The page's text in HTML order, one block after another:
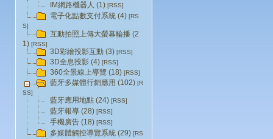
IM網路機器人 (1) [RSS]
電子化點數支付系統 (4) [RS
S]
互動拍照上傳大螢幕輪播 (2
1) [RSS]
3D彩繪投影互動 (3) [RSS]
3D全息投影 (4) [RSS]
360全景線上導覽 (18) [RSS]
藍牙多媒體行銷應用 (102) [R
SS]
藍牙應用地點 (24) [RSS]
藍牙報導 (28) [RSS]
手機廣告 (18) [RSS]
多媒體觸控導覽系統 (29) [RS